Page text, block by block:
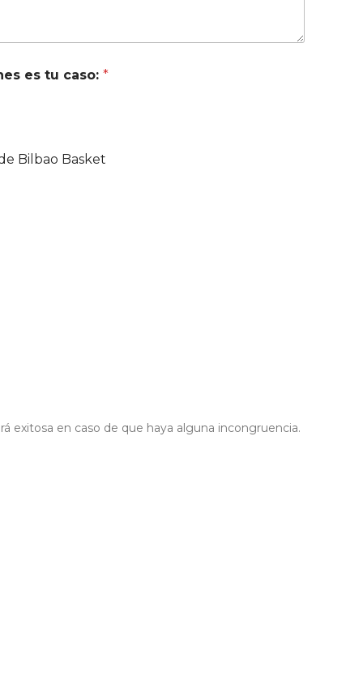
es tu caso: *
Bilbao Basket
exitosa en caso de que haya alguna incongruencia.